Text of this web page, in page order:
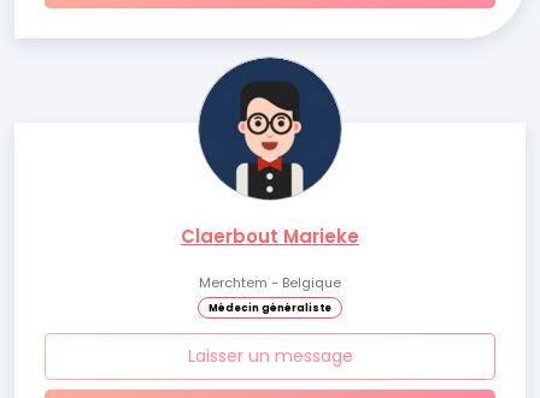
Claerbout Marieke
Merchtem - Belgique
Médecin généraliste
Laisser un message